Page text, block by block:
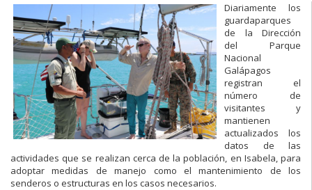
Diariamente los
guardaparques
de la Dirección
del Parque
Nacional
Galápagos
registran el
número de
visitantes y
mantienen
actualizados los
datos de las
actividades que se realizan cerca de la población, en Isabela, para
adoptar medidas de manejo como el mantenimiento de los
senderos o estructuras en los casos necesarios.